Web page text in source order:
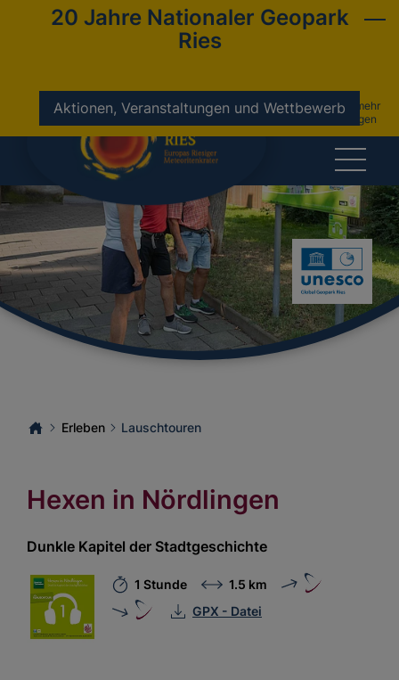
20 Jahre Nationaler Geopark
Ries
Aktionen, Veranstaltungen und Wettbewerbnicht mehr
anzeigen
Lauschtouren
Erleben
Hexen in Nördlingen
Dunkle Kapitel der Stadtgeschichte
1 Stunde
1.5 km
GPX - Datei